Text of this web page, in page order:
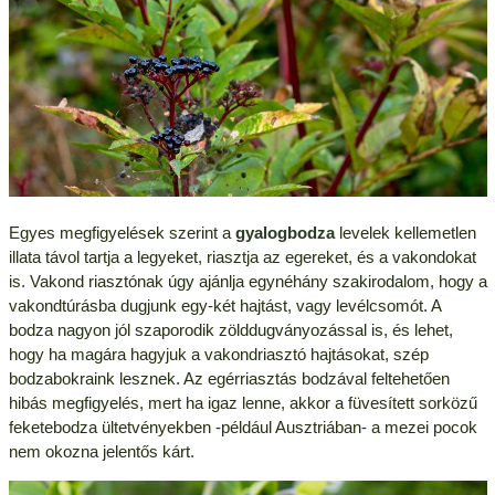
Egyes megfigyelések szerint agyalogbodzalevelek kellemetlen
illata távol tartja a legyeket, riasztja az egereket, és a vakondokat
is. Vakond riasztónak úgy ajánlja egynéhány szakirodalom, hogy a
vakondtúrásba dugjunk egy-két hajtást, vagy levélcsomót. A
bodza nagyon jól szaporodik zölddugványozással is, és lehet,
hogy ha magára hagyjuk a vakondriasztó hajtásokat, szép
bodzabokraink lesznek. Az egérriasztás bodzával feltehetően
hibás megfigyelés, mert ha igaz lenne, akkor a füvesített sorközű
feketebodza ültetvényekben -például Ausztriában- a mezei pocok
nem okozna jelentős kárt.